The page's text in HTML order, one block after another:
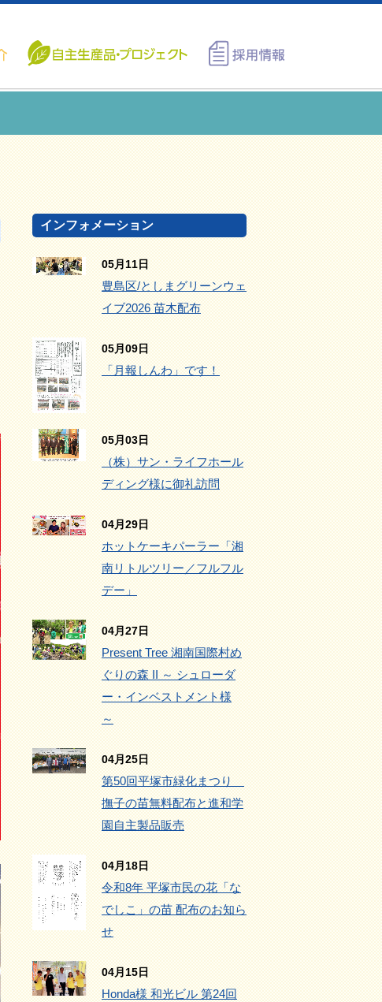
インフォメーション
05月11日
豊島区/としまグリーンウェ
イブ2026 苗木配布
05月09日
「月報しんわ」です！
05月03日
（株）サン・ライフホール
ディング様に御礼訪問
04月29日
ホットケーキパーラー「湘
南リトルツリー／フルフル
デー」
04月27日
Present Tree 湘南国際村め
ぐりの森 II ～ シュローダ
ー・インベストメント様
～
04月25日
第50回平塚市緑化まつり
撫子の苗無料配布と進和学
園自主製品販売
04月18日
令和8年 平塚市民の花「な
でしこ」の苗 配布のお知ら
せ
04月15日
Honda様 和光ビル 第24回